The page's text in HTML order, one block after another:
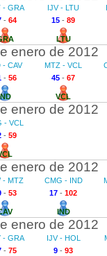
- GRA
- 64
IJV - LTU
15 - 89
LTU
enero de 2012
- CAV
- 56
MTZ - VCL
45 - 67
VCL
enero de 2012
- VCL
- 59
enero de 2012
- MTZ
- 53
CMG - IND
17 - 102
IND
enero de 2012
- GRA
- 75
IJV - HOL
9 - 93